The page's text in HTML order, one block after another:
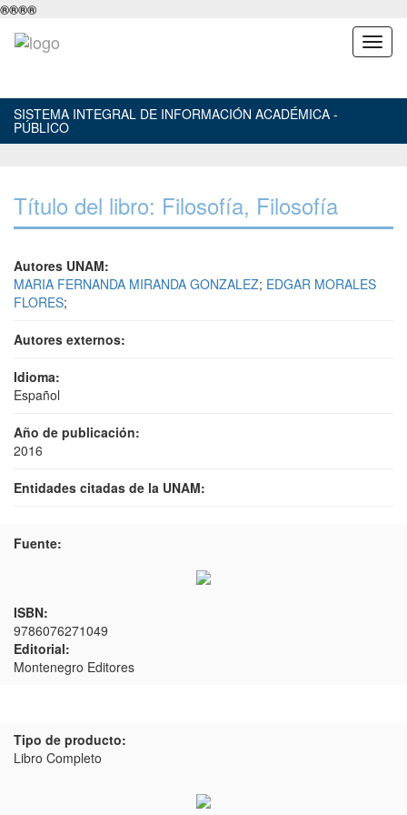
®®®®
SISTEMA INTEGRAL DE INFORMACIÓN ACADÉMICA -
PÚBLICO
Título del libro: Filosofía, Filosofía
Autores UNAM:
MARIA FERNANDA MIRANDA GONZALEZ; EDGAR MORALES
FLORES;
Autores externos:
Idioma:
Español
Año de publicación:
2016
Entidades citadas de la UNAM:
Fuente:
ISBN:
9786076271049
Editorial:
Montenegro Editores
Tipo de producto:
Libro Completo